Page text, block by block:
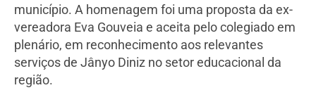
município. A homenagem foi uma proposta da ex-
vereadora Eva Gouveia e aceita pelo colegiado em
plenário, em reconhecimento aos relevantes
serviços de Jânyo Diniz no setor educacional da
região.